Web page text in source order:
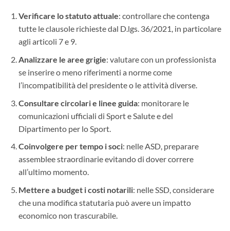
Verificare lo statuto attuale: controllare che contenga
tutte le clausole richieste dal D.lgs. 36/2021, in particolare
agli articoli 7 e 9.
Analizzare le aree grigie: valutare con un professionista
se inserire o meno riferimenti a norme come
l’incompatibilità del presidente o le attività diverse.
Consultare circolari e linee guida: monitorare le
comunicazioni ufficiali di Sport e Salute e del
Dipartimento per lo Sport.
Coinvolgere per tempo i soci: nelle ASD, preparare
assemblee straordinarie evitando di dover correre
all’ultimo momento.
Mettere a budget i costi notarili: nelle SSD, considerare
che una modifica statutaria può avere un impatto
economico non trascurabile.